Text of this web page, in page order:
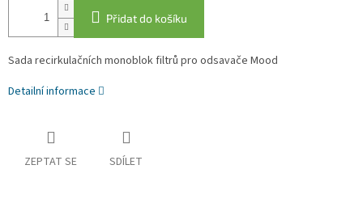
Přidat do košíku
Sada recirkulačních monoblok filtrů pro odsavače Mood
Detailní informace
ZEPTAT SE SDÍLET